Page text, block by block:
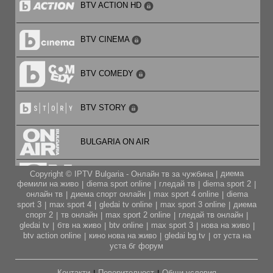
21:00
„Такси 2“ – екшън, комедия, криминален (Франция,
2000 г.), режисьор: Жерар Кравчик, в ролите: Сами
Насери, Фредерик Дифентал, Бернар Фарси, Ема
Виклунд, Марион Котияр, Жан-Кристоф Буве и др.
22:45
CINEMA X: „Последен изход 2“ – трилър, хорър
(Канада, САЩ, 2003 г.), режисьор: Дейвид Елис, в
ролите: Али Лартър, Ей Джей Кук, Майкъл Ландъс,
Кийгън Конър Трейси, Джонатан Чери, Джеймс Кърк,
Линда Бойд и др. [16+]
BTV ACTION HD
BTV CINEMA
BTV COMEDY
BTV STORY
BULGARIA ON AIR
CARTOON NETWORK
CITY TV
CODE FASHION TV HD
Copyright © IPTV Bulgaria - Онлайн тв за чужбина | диема
фемили на живо
diema sport online гледай тв diema sport 2
онлайн тв
диема спорт онлайн max sport 4 online
diema
sport 3
max sport 4 gledai tv online max sport 3 online
диема
спорт 2
тв онлайн max sport 2 online гледай тв онлайн
gledai tv
бтв на живо btv online max sport 3 нова на живо
btv action online
кино нова на живо gledai bg tv
от уста на
уста бг форум